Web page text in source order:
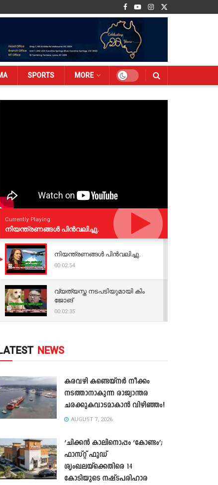
SPORTS MORE
Currently Playing
നിയന്ത്രണങ്ങള്‍ പിന്‍വലിച്ചു.
നിയന്ത്രണങ്ങള്‍ പിന്‍വലിച്ചു.
00:02:54
വ്യത്യസ്ത നടപടിയുമായി കിം
ജോങ്
00:02:35
NEWS
കരവഴി കണ്ടെയ്നർ നീക്കം
നടത്താനാകുന്ന രാജ്യാന്തര
ചരക്കുകവാടമാകാൻ വിഴിഞ്ഞം!
AUGUST 7, 2026
‘ചിക്കൻ കാലിനൊപ്പം ‘കോണ്ടം’;
ഫാസ്റ്റ് ഫുഡ്
ശൃംഖലയ്ക്കെതിരെ 14
കോടിയുടെ നഷ്ടപരിഹാര